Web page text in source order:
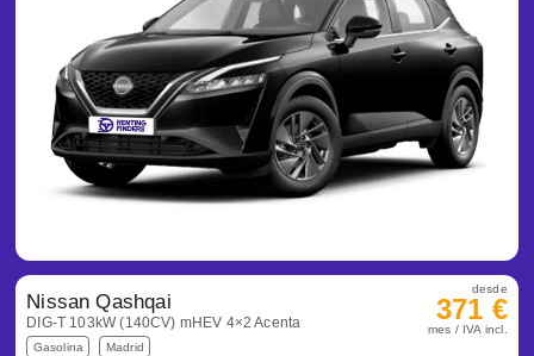
Nissan Qashqai
DIG-T 103kW (140CV) mHEV 4×2 Acenta
Gasolina Madrid
desde
371 €
mes / IVA incl.